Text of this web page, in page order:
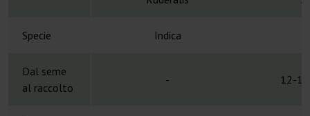
Specie Indica
Dal seme
al raccolto
- 12-